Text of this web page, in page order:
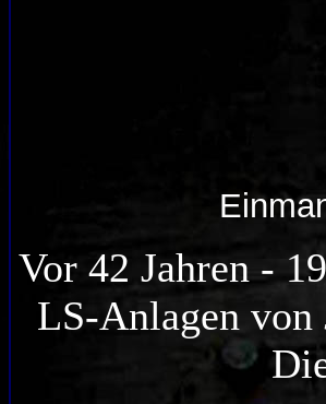
Vor 42 Jahren -
LS-Anlagen von